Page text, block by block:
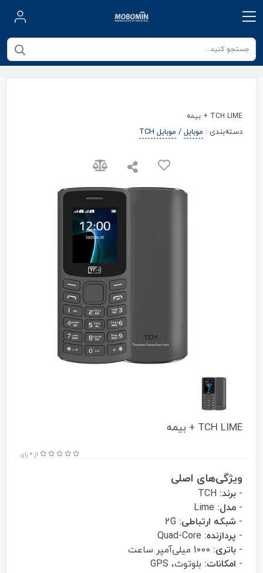
TCH LIME + بیمه
دسته‌بندی : موبایل/ موبایل TCH
TCH LIME + بیمه
از 0 رای
ویژگی‌های اصلی
- برند:
- مدل:
- شبکه ارتباطی:
- پردازنده:
- باتری:
- امکانات: بلوتوث، GPS